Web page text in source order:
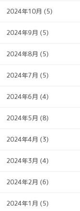
2024年10月 (5)
2024年9月 (5)
2024年8月 (5)
2024年7月 (5)
2024年6月 (4)
2024年5月 (8)
2024年4月 (3)
2024年3月 (4)
2024年2月 (6)
2024年1月 (5)